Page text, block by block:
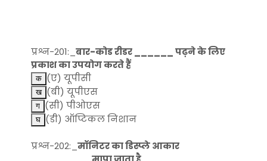
प्रश्न-201:_ बार-कोड रीडर ______ पढ़ने के लिए
प्रकाश का उपयोग करते हैं
(ए) यूपीसी
(बी) यूपीएस
(सी) पीओएस
(डी) ऑप्टिकल निशान
प्रश्न-202:_ मॉनिटर का डिस्प्ले आकार